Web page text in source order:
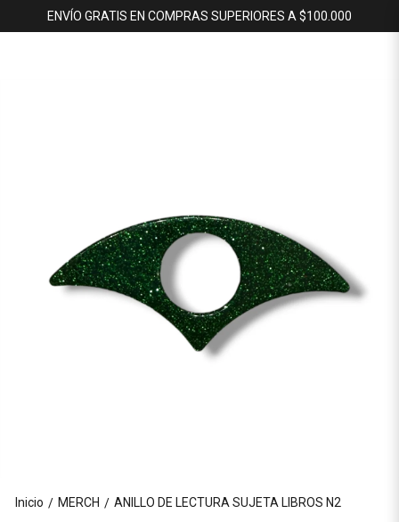
ENVÍO GRATIS EN COMPRAS SUPERIORES A $100.000
Inicio / MERCH / ANILLO DE LECTURA SUJETA LIBROS N2